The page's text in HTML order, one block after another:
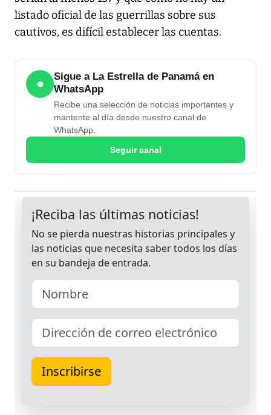
listado oficial de las guerrillas sobre sus
cautivos, es difícil establecer las cuentas.
●
Sigue a La Estrella de Panamá en
WhatsApp
Recibe una selección de noticias importantes y
mantente al día desde nuestro canal de
WhatsApp.
Seguir canal